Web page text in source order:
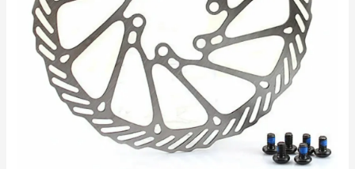
Schrauben
MTB,
Trekking,